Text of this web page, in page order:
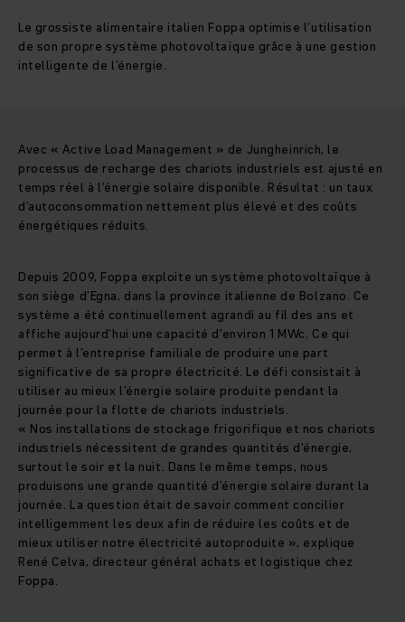
Le grossiste alimentaire italien Foppa optimise l’utilisation
de son propre système photovoltaïque grâce à une gestion
intelligente de l’énergie.
Avec « Active Load Management » de Jungheinrich, le
processus de recharge des chariots industriels est ajusté en
temps réel à l’énergie solaire disponible. Résultat : un taux
d’autoconsommation nettement plus élevé et des coûts
énergétiques réduits.
Depuis 2009, Foppa exploite un système photovoltaïque à
son siège d’Egna, dans la province italienne de Bolzano. Ce
système a été continuellement agrandi au fil des ans et
affiche aujourd’hui une capacité d’environ 1 MWc. Ce qui
permet à l’entreprise familiale de produire une part
significative de sa propre électricité. Le défi consistait à
utiliser au mieux l’énergie solaire produite pendant la
journée pour la flotte de chariots industriels.
« Nos installations de stockage frigorifique et nos chariots
industriels nécessitent de grandes quantités d’énergie,
surtout le soir et la nuit. Dans le même temps, nous
produisons une grande quantité d’énergie solaire durant la
journée. La question était de savoir comment concilier
intelligemment les deux afin de réduire les coûts et de
mieux utiliser notre électricité autoproduite », explique
René Celva, directeur général achats et logistique chez
Foppa.